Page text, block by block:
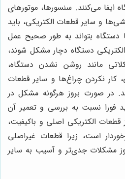
ایفا می‌کنند. سنسورها، موتورهای
و سایر قطعات الکتریکی، باید
دستگاه بتواند به طور صحیح عمل
دستگاه دچار مشکل شوند،
مانند روشن نشدن دستگاه،
کار نکردن چراغ‌ها و سایر قطعات
در صورت بروز هرگونه مشکل در
فورا نسبت به بررسی و تعمیر آن
قطعات الکتریکی اصلی و باکیفیت،
است، زیرا قطعات غیراصلی
مشکلات جدی‌تر و آسیب به سایر